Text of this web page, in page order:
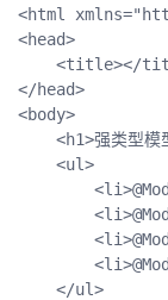
<html
<head>
<title></
</head>
<body>
<h1>强类型模
    <ul>
    </ul>